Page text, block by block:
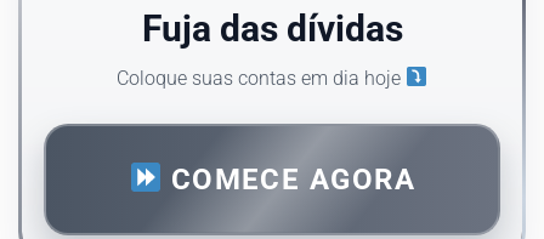
Fuja das dívidas
Coloque suas contas em dia hoje
COMECE AGORA